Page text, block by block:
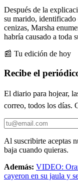
Después de la
su marido,
cenizas, Marsha
habría causado a toda
📰 Tu edición de hoy
Recibe el
El diario para hojear,
correo, todos los días.
Al suscribirte aceptas
baja cuando quieras.
Además: VIDEO:
cayeron en su jaula y